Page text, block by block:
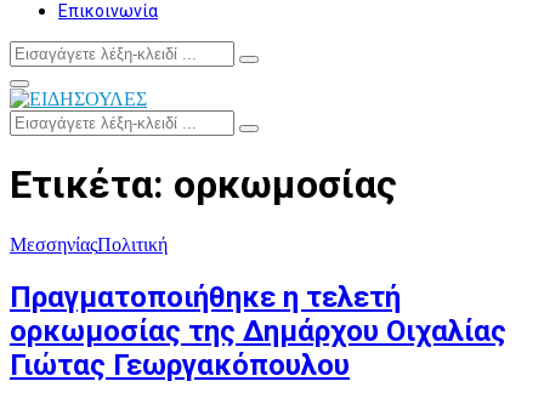
Επικοινωνία
Search
for:
Search
Facebook
Twitter
Instagram
Youtube
Primary
Menu
Search
for:
Search
Ετικέτα: ορκωμοσίας
ΜεσσηνίαςΠολιτική
Πραγματοποιήθηκε η τελετή
ορκωμοσίας της Δημάρχου Οιχαλίας
Γιώτας Γεωργακόπουλου